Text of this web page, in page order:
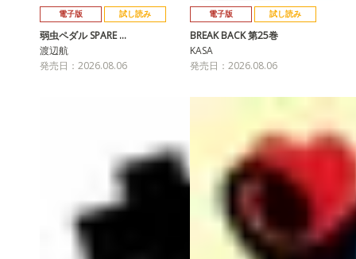
電子版 試し読み
弱虫ペダル SPARE …
渡辺航
発売日：2026.08.06
電子版 試し読み
BREAK BACK 第25巻
KASA
発売日：2026.08.06